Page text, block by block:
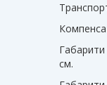
см.